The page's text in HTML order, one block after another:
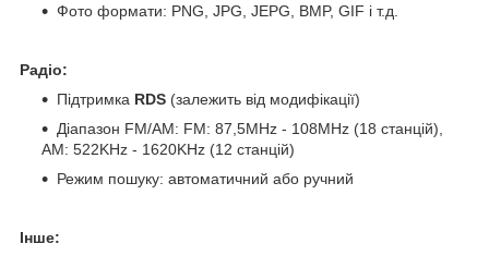
Фото формати: PNG, JPG, JEPG, BMP, GIF і т.д.
Радіо:
Підтримка RDS (залежить від модифікації)
Діапазон FM/AM: FM: 87,5MHz - 108MHz (18 станцій),
АМ: 522KHz - 1620KHz (12 станцій)
Режим пошуку: автоматичний або ручний
Інше: